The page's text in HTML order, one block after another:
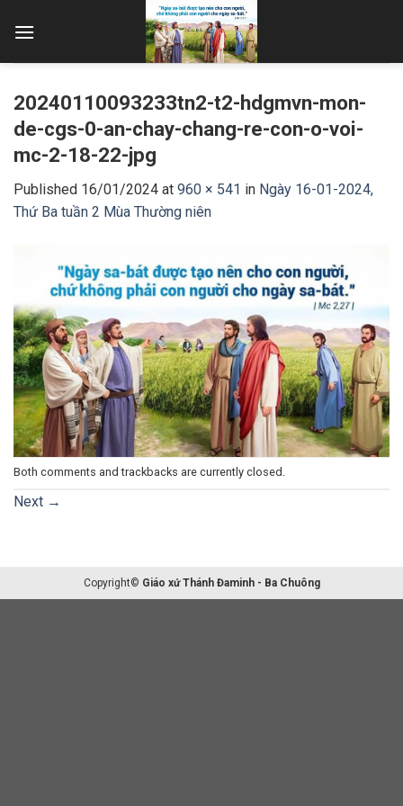
20240110093233tn2-t2-hdgmvn-mon-
de-cgs-0-an-chay-chang-re-con-o-voi-
mc-2-18-22-jpg
Published 16/01/2024 at 960 × 541 in Ngày 16-01-2024,
Thứ Ba tuần 2 Mùa Thường niên
Both comments and trackbacks are currently closed.
Next →
Copyright© Giáo xứ Thánh Đaminh - Ba Chuông